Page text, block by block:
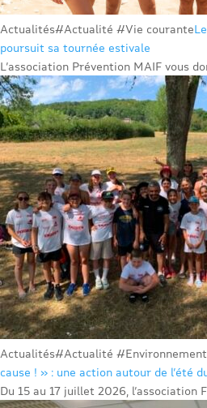
Actualités#Actualité #Vie courante
poursuit sa tournée estivale
L’association Prévention MAIF vous
Actualités#Actualité #Environnement
cause ! » : une action autour de l’été
Du 15 au 17 juillet 2026, l’association